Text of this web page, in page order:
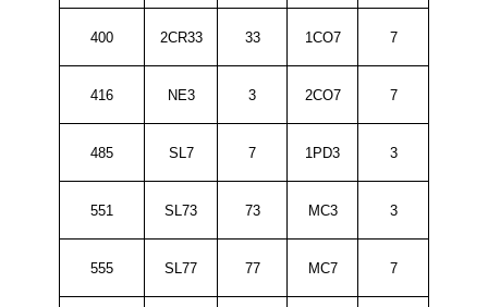
400 2CR33 33 1CO7 7
416 NE3 3 2CO7 7
485 SL7 7 1PD3 3
551 SL73 73 MC3 3
555 SL77 77 MC7 7